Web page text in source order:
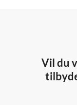
Vil du